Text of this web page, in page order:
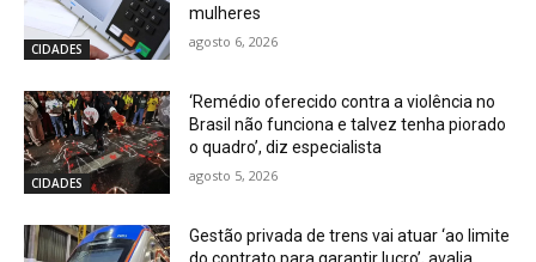
CIDADES
mulheres
agosto 6, 2026
CIDADES
‘Remédio oferecido contra a violência no
Brasil não funciona e talvez tenha piorado
o quadro’, diz especialista
agosto 5, 2026
Gestão privada de trens vai atuar ‘ao limite
do contrato para garantir lucro’, avalia